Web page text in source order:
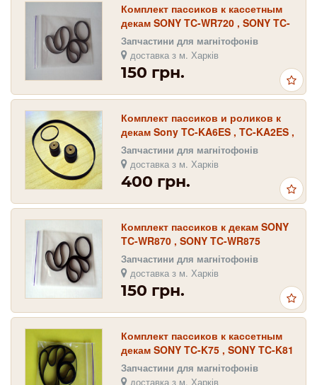
Комплект пассиков к кассетным
декам SONY TC-WR720 , SONY TC-
WR765S
Запчастини для магнітофонів
доставка з м. Харків
150 грн.
Комплект пассиков и роликов к
декам Sony TC-KA6ES , TC-KA2ES ,
TC-KA3ES , TC-K222ESL , TC-
K950ES
Запчастини для магнітофонів
доставка з м. Харків
400 грн.
Комплект пассиков к декам SONY
TC-WR870 , SONY TC-WR875
Запчастини для магнітофонів
доставка з м. Харків
150 грн.
Комплект пассиков к кассетным
декам SONY TC-K75 , SONY TC-K81
Запчастини для магнітофонів
доставка з м. Харків